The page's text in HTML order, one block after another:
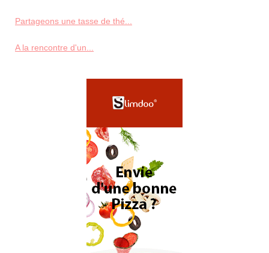
Partageons une tasse de thé...
A la rencontre d'un...